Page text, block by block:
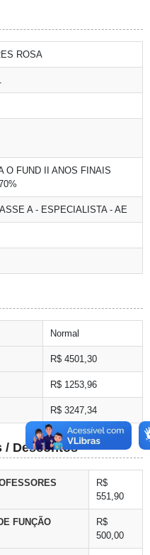
ROSA
O FUND II ANOS FINAIS
A - ESPECIALISTA - AE
Normal
R$ 4501,30
R$ 1253,96
R$ 3247,34
/ Descontos
R$
551,90
FUNÇÃO
R$
500,00